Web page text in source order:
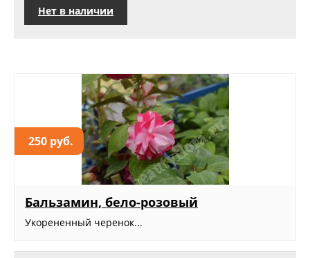
Нет в наличии
250 руб.
Бальзамин, бело-розовый
Укорененный черенок...